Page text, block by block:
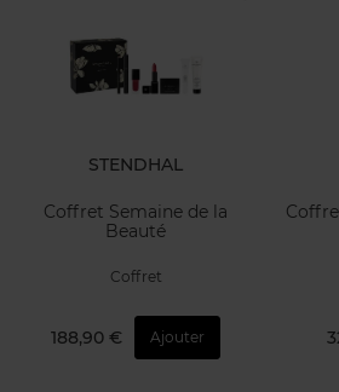
STENDHAL
Coffret Semaine de la
Beauté
Coffret
188,90 € Ajouter